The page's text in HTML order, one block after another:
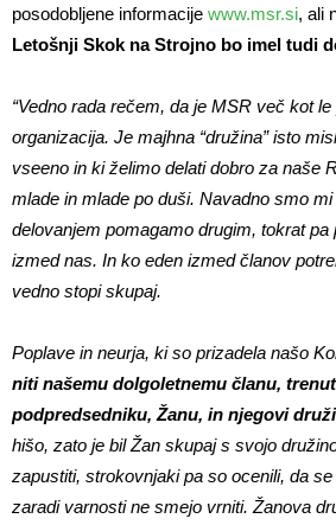
posodobljene informacije www.msr.si, ali
Letošnji Skok na Strojno bo imel tudi
“Vedno rada rečem, da je MSR več kot
organizacija. Je majhna “družina” isto
vseeno in ki želimo delati dobro za naše
mlade in mlade po duši. Navadno smo
delovanjem pomagamo drugim, tokrat pa
izmed nas. In ko eden izmed članov
vedno stopi skupaj.
Poplave in neurja, ki so prizadela našo
niti našemu dolgoletnemu članu,
podpredsedniku, Žanu, in njegovi
hišo, zato je bil Žan skupaj s svojo
zapustiti, strokovnjaki pa so ocenili, da
zaradi varnosti ne smejo vrniti. Žanova